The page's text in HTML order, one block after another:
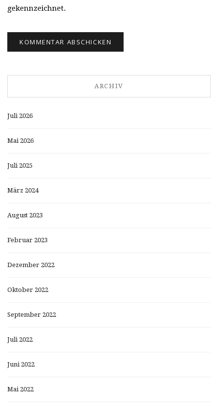
gekennzeichnet.
ARCHIV
Juli 2026
Mai 2026
Juli 2025
März 2024
August 2023
Februar 2023
Dezember 2022
Oktober 2022
September 2022
Juli 2022
Juni 2022
Mai 2022